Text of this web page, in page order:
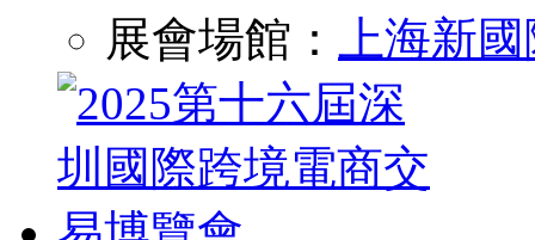
展會場館：
上海新